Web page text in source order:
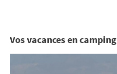
Vos vacances en camping